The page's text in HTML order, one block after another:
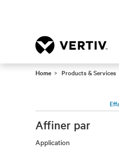
Home Products & Services
Affiner par
Application